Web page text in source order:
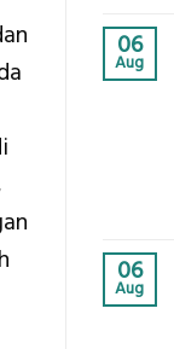
06
Aug
06
Aug